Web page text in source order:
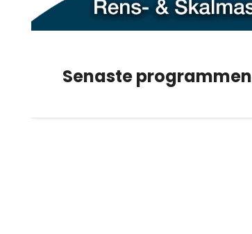
Senaste programmen